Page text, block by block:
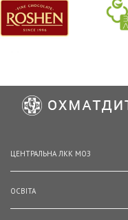
ЦЕНТРАЛЬНА ЛКК МОЗ
ОСВІТА